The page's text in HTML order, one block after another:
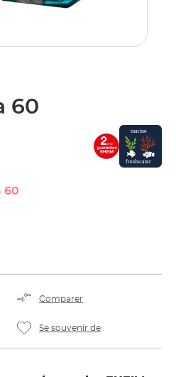
60
60
Comparer
Se souvenir de